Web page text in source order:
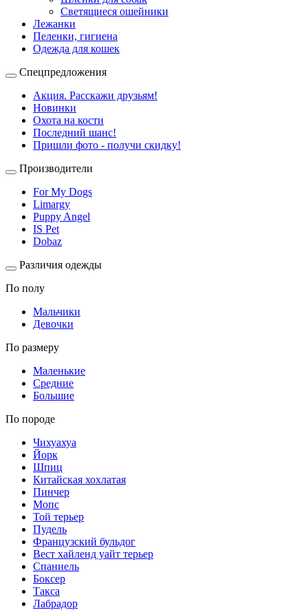
Светящиеся ошейники
Лежанки
Пеленки, гигиена
Одежда для кошек
Спецпредложения
Акция. Расскажи друзьям!
Новинки
Охота на кости
Последний шанс!
Пришли фото - получи скидку!
Производители
For My Dogs
Limargy
Puppy Angel
IS Pet
Dobaz
Различия одежды
По полу
Мальчики
Девочки
По размеру
Маленькие
Средние
Большие
По породе
Чихуахуа
Йорк
Шпиц
Китайская хохлатая
Пинчер
Мопс
Той терьер
Пудель
Французский бульдог
Вест хайленд уайт терьер
Спаниель
Боксер
Такса
Лабрадор